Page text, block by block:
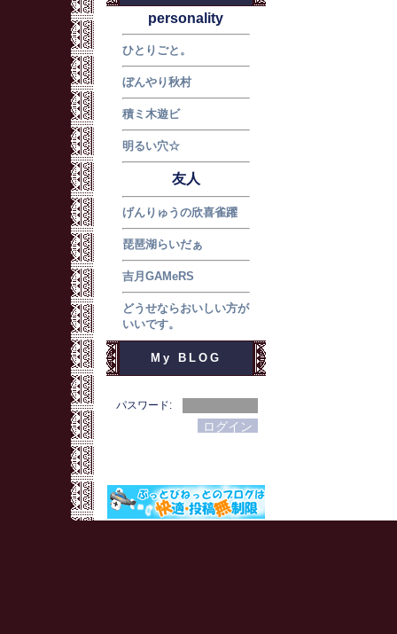
personality
ひとりごと。
ぼんやり秋村
積ミ木遊ビ
明るい穴☆
友人
げんりゅうの欣喜雀躍
琵琶湖らいだぁ
吉月GAMeRS
どうせならおいしい方が
いいです。
My BLOG
パスワード: